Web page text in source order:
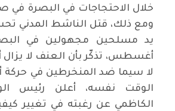
ومع ذلك، قتل الناشط المدني
أغسطس، تذكّر بأن العنف لا يزال
الوقت نفسه، أعلن رئيس
الكاظمي عن رغبته في تغيير